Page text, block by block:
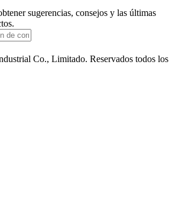
sugerencias, consejos y las últimas
Co., Limitado. Reservados todos los